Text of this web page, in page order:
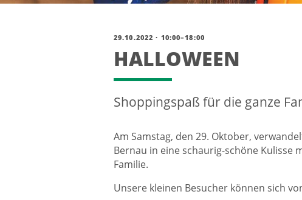
29.10.2022 · 10:00–18:00
HALLOWEEN
Shoppingspaß für die ganze
Am Samstag, den 29. Oktober,
Bernau in eine schaurig-schöne Kulisse
Familie.
Unsere kleinen Besucher können sich